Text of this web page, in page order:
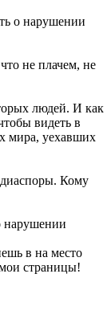
о нарушении
не плачем, не
людей. И как
видеть в
мира, уехавших
Кому
нарушении
в на место
страницы!